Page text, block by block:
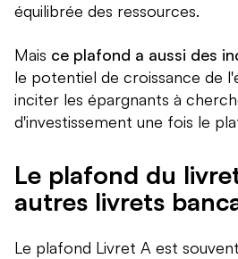
équilibrée des ressources.
Mais ce plafond a aussi des
le potentiel de croissance de
inciter les épargnants à
d'investissement une fois le
Le plafond du
autres livrets
Le plafond Livret A est